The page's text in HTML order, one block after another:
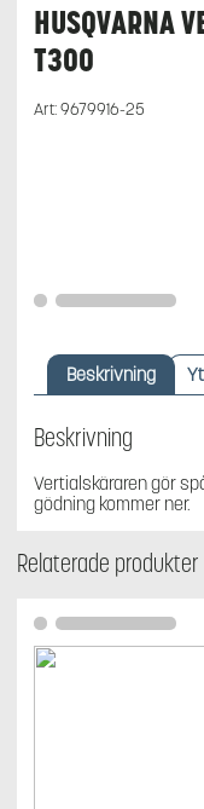
HUSQVARNA
T300
Art:9679916-25
Beskrivning
Beskrivning
Vertialskäraren gör
gödning kommer ner.
Relaterade produkter